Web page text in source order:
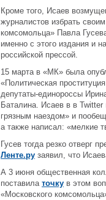
Кроме того, Исаев
журналистов избрать
комсомольца» Павла
именно с этого издания и
российской прессой.
15 марта в «МК» была
«Политическая
депутаты-единороссы
Баталина. Исаев в в
грязным наездом» и
а также написал: «мелкие
Гусев тогда резко отверг
Ленте.ру заявил, что
А 3 июня общественная
поставила точку в этом
«Московского